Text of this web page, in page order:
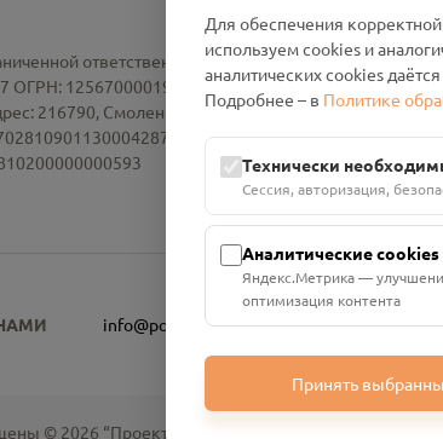
ответственностью «Смоленский Проект
ОГРН: 1256700001986
216790, Смоленская область, р-н Руднянский, г.
в АО "АЛЬФА-БАНК"
info@pomnim.online
© 2026 “Проект Помним”
Для обеспечения
используем cookies и
аналитических cookies
Подробнее – в Политике
Технически
Сессия, авторизация,
Аналитические cookies
Яндекс.Метрика —
оптимизация контента
Принять